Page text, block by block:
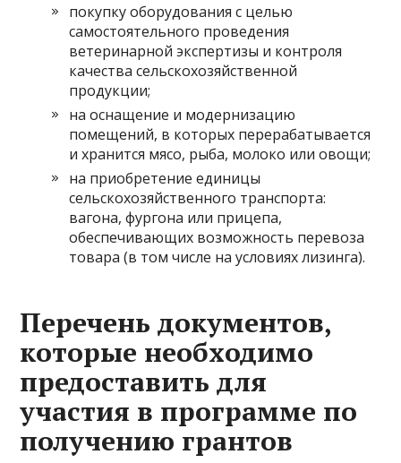
покупку оборудования с целью
самостоятельного проведения
ветеринарной экспертизы и контроля
качества сельскохозяйственной
продукции;
на оснащение и модернизацию
помещений, в которых перерабатывается
и хранится мясо, рыба, молоко или овощи;
на приобретение единицы
сельскохозяйственного транспорта:
вагона, фургона или прицепа,
обеспечивающих возможность перевоза
товара (в том числе на условиях лизинга).
Перечень документов,
которые необходимо
предоставить для
участия в программе по
получению грантов